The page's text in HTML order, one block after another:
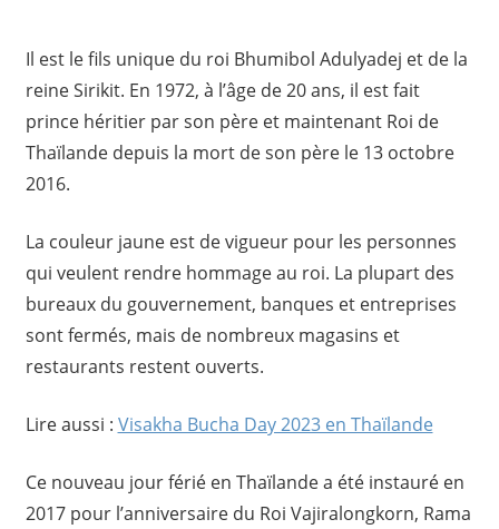
Il est le fils unique du roi Bhumibol Adulyadej et de la
reine Sirikit. En 1972, à l’âge de 20 ans, il est fait
prince héritier par son père et maintenant Roi de
Thaïlande depuis la mort de son père le 13 octobre
2016.
La couleur jaune est de vigueur pour les personnes
qui veulent rendre hommage au roi. La plupart des
bureaux du gouvernement, banques et entreprises
sont fermés, mais de nombreux magasins et
restaurants restent ouverts.
Lire aussi : Visakha Bucha Day 2023 en Thaïlande
Ce nouveau jour férié en Thaïlande a été instauré en
2017 pour l’anniversaire du Roi Vajiralongkorn, Rama